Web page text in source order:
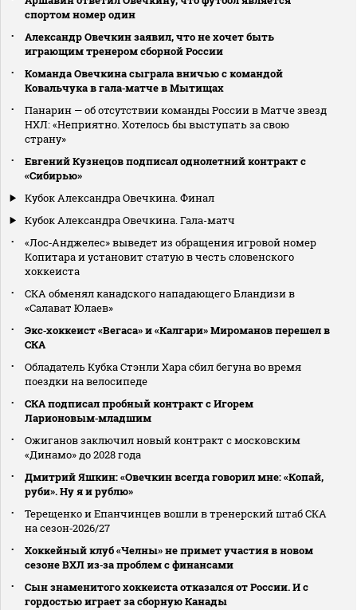
спортом номер один
Александр Овечкин заявил, что не хочет быть
играющим тренером сборной России
Команда Овечкина сыграла вничью с командой
Ковальчука в гала‑матче в Мытищах
Панарин — об отсутствии команды России в Матче звезд
НХЛ: «Неприятно. Хотелось бы выступать за свою
страну»
Евгений Кузнецов подписал однолетний контракт с
«Сибирью»
Кубок Александра Овечкина. Финал
Кубок Александра Овечкина. Гала-матч
«Лос‑Анджелес» выведет из обращения игровой номер
Копитара и установит статую в честь словенского
хоккеиста
СКА обменял канадского нападающего Бландизи в
«Салават Юлаев»
Экс‑хоккеист «Вегаса» и «Калгари» Мироманов перешел в
СКА
Обладатель Кубка Стэнли Хара сбил бегуна во время
поездки на велосипеде
СКА подписал пробный контракт с Игорем
Ларионовым‑младшим
Ожиганов заключил новый контракт с московским
«Динамо» до 2028 года
Дмитрий Яшкин: «Овечкин всегда говорил мне: «Копай,
руби». Ну я и рублю»
Терещенко и Епанчинцев вошли в тренерский штаб СКА
на сезон‑2026/27
Хоккейный клуб «Челны» не примет участия в новом
сезоне ВХЛ из‑за проблем с финансами
Сын знаменитого хоккеиста отказался от России. И с
гордостью играет за сборную Канады